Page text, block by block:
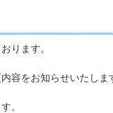
ります。
容をお知らせいたしま
。